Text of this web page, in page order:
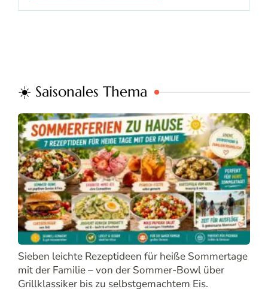
☀️ Saisonales Thema
Sieben leichte Rezeptideen für heiße Sommertage
mit der Familie – von der Sommer-Bowl über
Grillklassiker bis zu selbstgemachtem Eis.